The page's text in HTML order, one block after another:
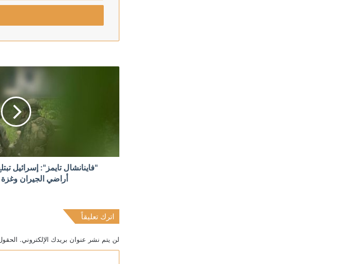
مقتل عنصر من الجيش
حفل شيرين في الساحل
بزشكيان يتعهد بالصمود
منذ 16 ساعة
الإلكتروني
أراضي الجيران وغزة
اترك تعليقاً
لن يتم نشر عنوان بريدك الإلكتروني.